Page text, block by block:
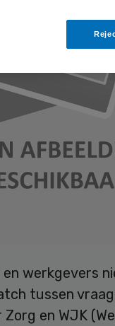
en werkgevers
tussen
en WJK